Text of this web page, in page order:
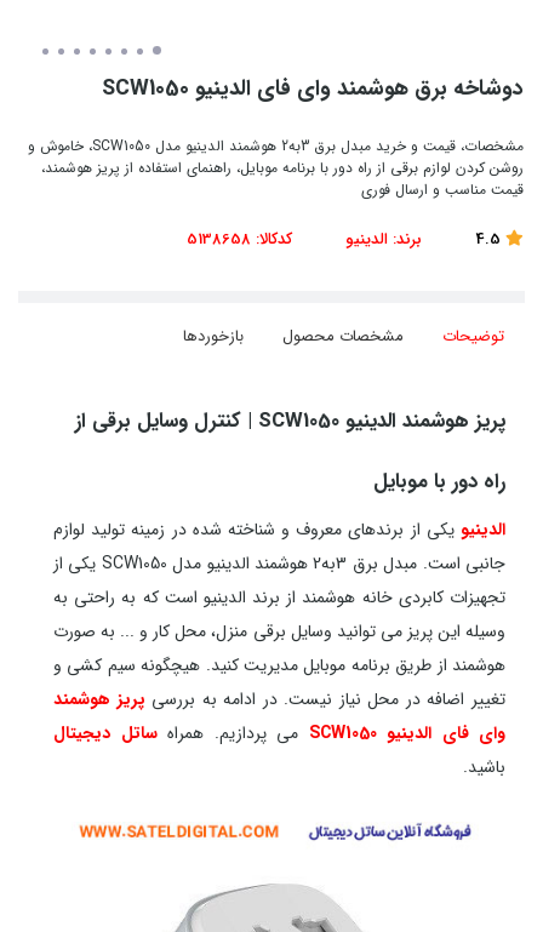
دوشاخه برق هوشمند وای فای الدینیو SCW1050
مشخصات، قیمت و خرید مبدل برق 3به2 هوشمند الدینیو مدل SCW1050، خاموش و
روشن کردن لوازم برقی از راه دور با برنامه موبایل، راهنمای استفاده از پریز هوشمند،
قیمت مناسب و ارسال فوری
برند: الدینیو کدکالا: 5138658
توضیحات مشخصات محصول بازخوردها
پریز هوشمند الدینیو SCW1050 | کنترل وسایل برقی از
راه دور با موبایل
الدینیو یکی از برندهای معروف و شناخته شده در زمینه تولید لوازم
جانبی است. مبدل برق 3به2 هوشمند الدینیو مدل SCW1050 یکی از
تجهیزات کابردی خانه هوشمند از برند الدینیو است که به راحتی به
وسیله این پریز می توانید وسایل برقی منزل، محل کار و ... به صورت
هوشمند از طریق برنامه موبایل مدیریت کنید. هیچگونه سیم کشی و
تغییر اضافه در محل نیاز نیست. در ادامه به بررسی پریز هوشمند
وای فای الدینیو SCW1050
می پردازیم. همراهساتل دیجیتال
باشید.